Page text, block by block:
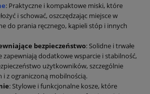
: Praktyczne i kompaktowe miski, które
i schować, oszczędzając miejsce w
do prania ręcznego, kąpieli stóp i innych
bezpieczeństwo: Solidne i trwałe
zapewniają dodatkowe wsparcie i stabilność,
użytkowników, szczególnie
i z ograniczoną mobilnością.
: Stylowe i funkcjonalne kosze, które